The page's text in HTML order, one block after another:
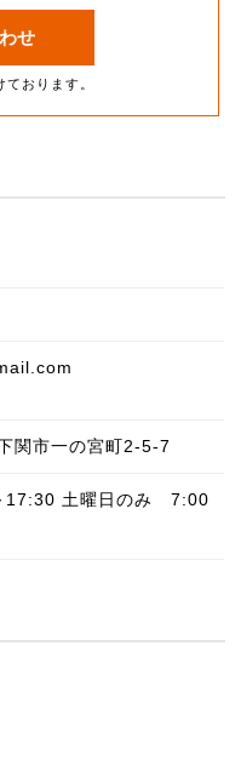
せ
おります。
関市一の宮町2-5-7
17:30 土曜日のみ 7:00